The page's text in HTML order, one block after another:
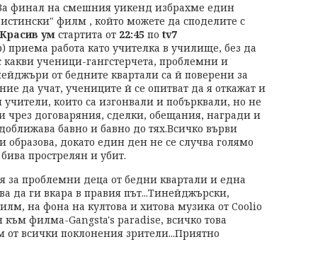
финал на смешния уикенд избрахме един
филм , който можете да споделите с
Красив ум стартита от 22:45 по tv7
работа като учителка в училище, без да
ученици-гангстерчета, проблемни и
от бедните квартали са й поверени за
да учат, учениците й се опитват да я откажат и
които са изгонвали и побърквали, но не
чрез договаряния, сделки, обещания, награди и
бавно и бавно до тях.Всичко върви
образова, докато един ден не се случва голямо
прострелян и убит.
за проблемни деца от бедни квартали и една
да ги вкара в правия път...Тинейджърски,
на фона на култова и хитова музика от Coolio
към филма-Gangsta's paradise, всичко това
всички поклонения зрители...Приятно